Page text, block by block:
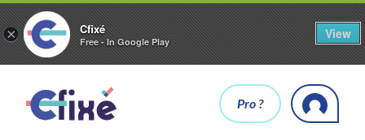
× Cfixé
Free - In Google Play
View
Pro ?